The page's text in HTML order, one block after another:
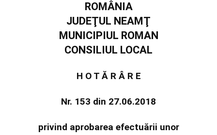
ROMÂNIA
JUDEŢUL NEAMŢ
MUNICIPIUL ROMAN
CONSILIUL LOCAL
H O T Ă R Â R E
Nr. 153 din 27.06.2018
privind aprobarea efectuării unor